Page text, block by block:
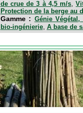
de crue de 3 à 4,5 m/s ,
Protection de la berge au
Gamme : Génie
bio-ingénierie, A base de